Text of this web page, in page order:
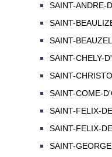
SAINT-ANDRE-
SAINT-
SAINT-
SAINT-CHELY-
SAINT-
SAINT-COME-
SAINT-FELIX-
SAINT-FELIX-
SAINT-